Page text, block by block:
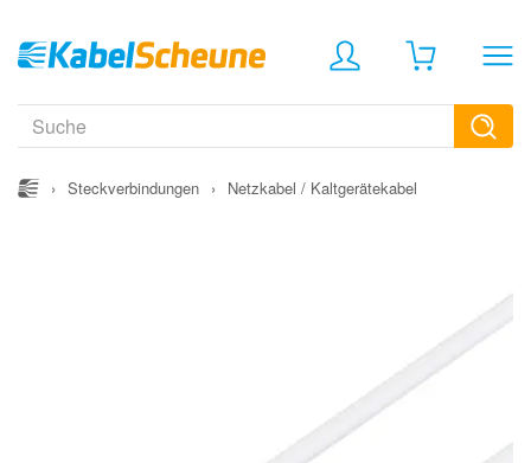
› Steckverbindungen › Netzkabel / Kaltgerätekabel